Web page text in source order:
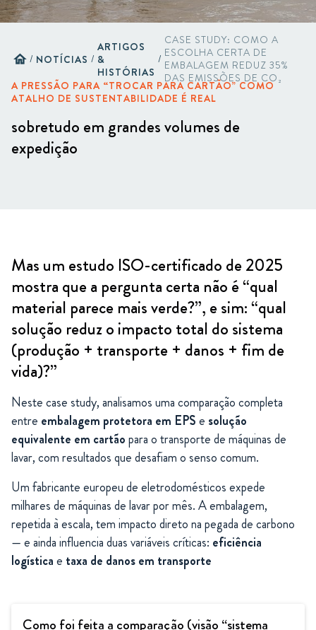
home / NOTÍCIAS /
ARTIGOS
&
HISTÓRIAS
/
CASE STUDY: COMO A
ESCOLHA CERTA DE
EMBALAGEM REDUZ 35%
DAS EMISSÕES DE CO₂
A PRESSÃO PARA “TROCAR PARA CARTÃO” COMO
ATALHO DE SUSTENTABILIDADE É REAL
sobretudo em grandes volumes de
expedição
Mas um estudo ISO-certificado de 2025
mostra que a pergunta certa não é “qual
material parece mais verde?”, e sim: “qual
solução reduz o impacto total do sistema
(produção + transporte + danos + fim de
vida)?”
Neste case study, analisamos uma comparação completa
entre embalagem protetora em EPSe solução
equivalente em cartãopara o transporte de máquinas de
lavar, com resultados que desafiam o senso comum.
Um fabricante europeu de eletrodomésticos expede
milhares de máquinas de lavar por mês. A embalagem,
repetida à escala, tem impacto direto na pegada de carbono
— e ainda influencia duas variáveis críticas: eficiência
logísticae taxa de danos em transporte
Como foi feita a comparação (visão “sistema